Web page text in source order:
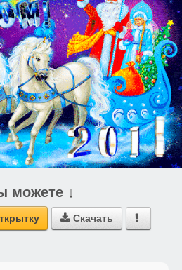
можете ↓
 Скачать 